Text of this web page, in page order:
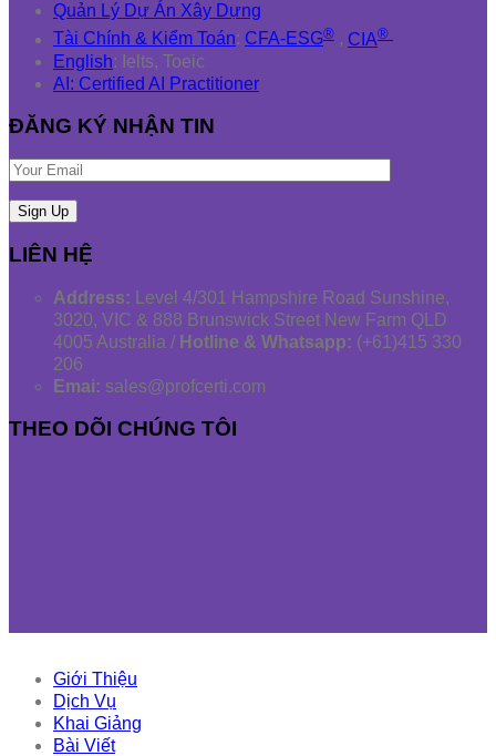
Quản Lý Dự Án Xây Dựng
Tài Chính & Kiểm Toán: CFA-ESG® , CIA®
English: Ielts, Toeic
AI: Certified AI Practitioner
ĐĂNG KÝ NHẬN TIN
LIÊN HỆ
Address: Level 4/301 Hampshire Road Sunshine,
3020, VIC & 888 Brunswick Street New Farm QLD
4005 Australia / Hotline & Whatsapp: (+61)415 330
206
Emai: sales@profcerti.com
THEO DÕI CHÚNG TÔI
Giới Thiệu
Dịch Vụ
Khai Giảng
Bài Viết